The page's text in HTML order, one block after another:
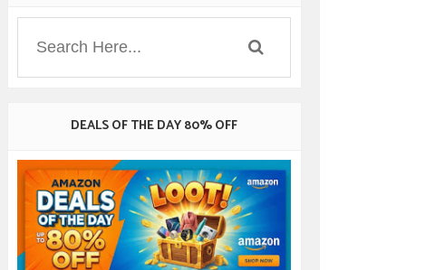
DEALS OF THE DAY 80% OFF